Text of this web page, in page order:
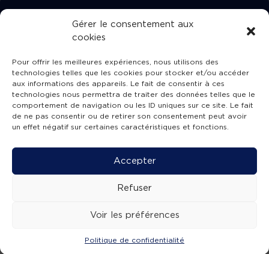
Gérer le consentement aux
cookies
Pour offrir les meilleures expériences, nous utilisons des
technologies telles que les cookies pour stocker et/ou accéder
aux informations des appareils. Le fait de consentir à ces
technologies nous permettra de traiter des données telles que le
comportement de navigation ou les ID uniques sur ce site. Le fait
de ne pas consentir ou de retirer son consentement peut avoir
un effet négatif sur certaines caractéristiques et fonctions.
Accepter
Refuser
Voir les préférences
Politique de confidentialité
ÉMISSIONS AGENDA
TÉLÉCHARGEZ GRATUITEMENT
L’APPLICATION TVBA !
SUIVEZ-NOUS !
Mentions légales -Accessibilité